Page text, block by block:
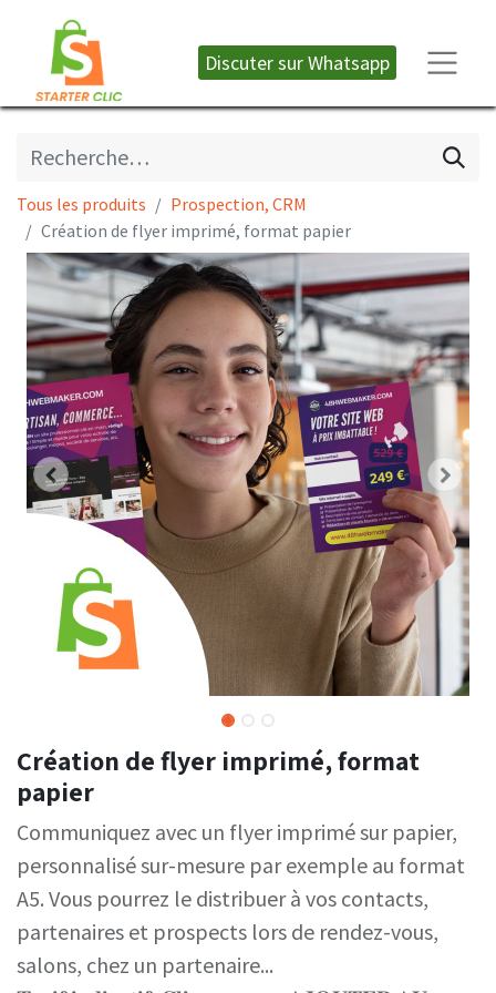
Discuter sur W​​​​hatsapp
Tous les produits
Prospection, CRM
Création de flyer imprimé, format papier
Création de flyer imprimé, format
papier
Communiquez avec un flyer imprimé sur papier,
personnalisé sur-mesure par exemple au format
A5. Vous pourrez le distribuer à vos contacts,
partenaires et prospects lors de rendez-vous,
salons, chez un partenaire...